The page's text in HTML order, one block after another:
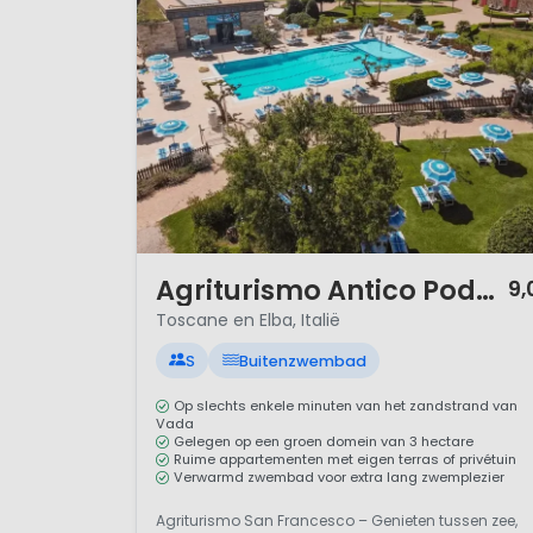
Toscane, Tuscany, Toscana,
ten zuiden van Ligurië en van
Nederlanders en ook voor
zeer afwisselende
Toscaanse wijnen als de
Daarbij komt dat Toscane het
Utrecht). Net iets verder dan
Spanje.
Het eiland Elba in Toscane
Sicilië. Met de regelmatige
Het eiland is natuurlijk
Omgeving
Het landschap in Toscane is
Agriturismo Antico Podere San Francesco
Toscane en Elba, Italië
S Buitenzwembad
Op slechts enkele minuten van het zandstrand van
Vada
Gelegen op een groen domein van 3 hectare
Ruime appartementen met eigen terras of privétuin
Verwarmd zwembad voor extra lang zwemplezier
Agriturismo San Francesco – Genieten tussen zee,